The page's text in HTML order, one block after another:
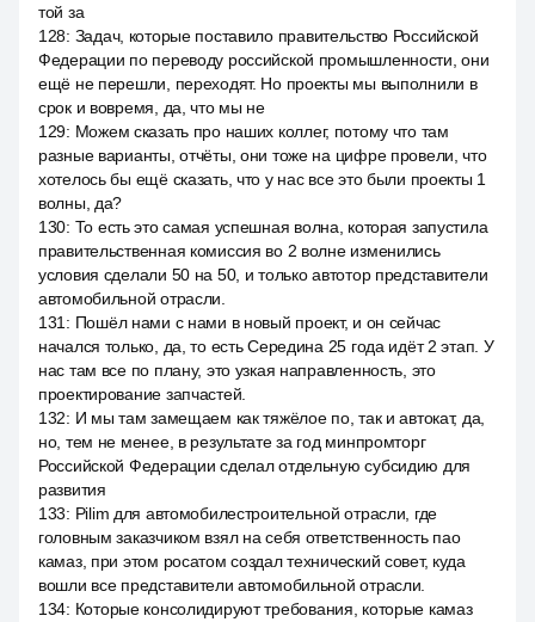
той за
128: Задач, которые поставило правительство Российской
Федерации по переводу российской промышленности, они
ещё не перешли, переходят. Но проекты мы выполнили в
срок и вовремя, да, что мы не
129: Можем сказать про наших коллег, потому что там
разные варианты, отчёты, они тоже на цифре провели, что
хотелось бы ещё сказать, что у нас все это были проекты 1
волны, да?
130: То есть это самая успешная волна, которая запустила
правительственная комиссия во 2 волне изменились
условия сделали 50 на 50, и только автотор представители
автомобильной отрасли.
131 : Пошёл нами с нами в новый проект, и он сейчас
начался только, да, то есть Середина 25 года идёт 2 этап. У
нас там все по плану, это узкая направленность, это
проектирование запчастей.
132: И мы там замещаем как тяжёлое по, так и автокат, да,
но, тем не менее, в результате за год минпромторг
Российской Федерации сделал отдельную субсидию для
развития
133: Pilim для автомобилестроительной отрасли, где
головным заказчиком взял на себя ответственность пао
камаз, при этом росатом создал технический совет, куда
вошли все представители автомобильной отрасли.
134: Которые консолидируют требования, которые камаз